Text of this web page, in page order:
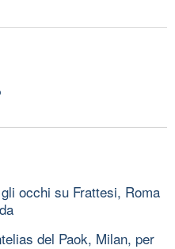
occhi su Frattesi, Roma
del Paok, Milan, per